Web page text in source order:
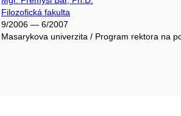
Filozofická fakulta
9/2006 — 6/2007
Masarykova univerzita / Program rektora na